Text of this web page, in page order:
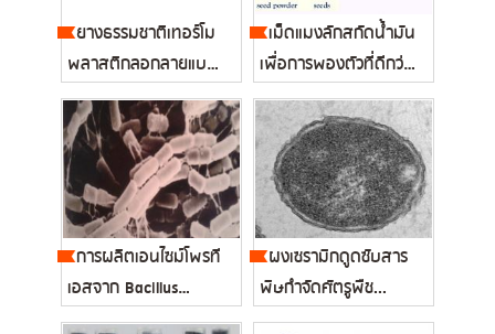
ยางธรรมชาติเทอร์โม
พลาสติกลอกลายแบบ 3
มิติ...
เม็ดแมงลักสกัดน้ำมัน
เพื่อการพองตัวที่ดีกว่า
เม...
การผลิตเอนไซม์โพรที
เอสจาก Bacillus
subtilis...
ผงเซรามิกดูดซับสาร
พิษกำจัดศัตรูพืช...